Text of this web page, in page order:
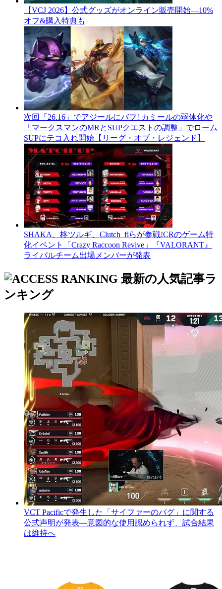
【VCJ 2026】公式グッズがオンライン販売開始―10%
オフ&購入特典も
次回「26.16」でアジールにバフ! カミールの弱体化や
「マークスマンのMRとSUPクエストの調整」でローム
SUPにテコ入れ開始【リーグ・オブ・レジェンド】
SHAKA、柊ツルギ、Clutch_fiらが参戦!CRのゲーム特
化イベント「Crazy Raccoon Revive」『VALORANT』
ライバルチーム出場メンバーが発表
最新の人気記事ラ
ンキング
VCT Pacificで発生した「サイファーのバグ」に関する
公式声明が発表―意図的な使用認められず、試合結果
は維持へ